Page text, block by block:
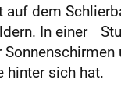
auf dem
In einer
hinter sich hat.